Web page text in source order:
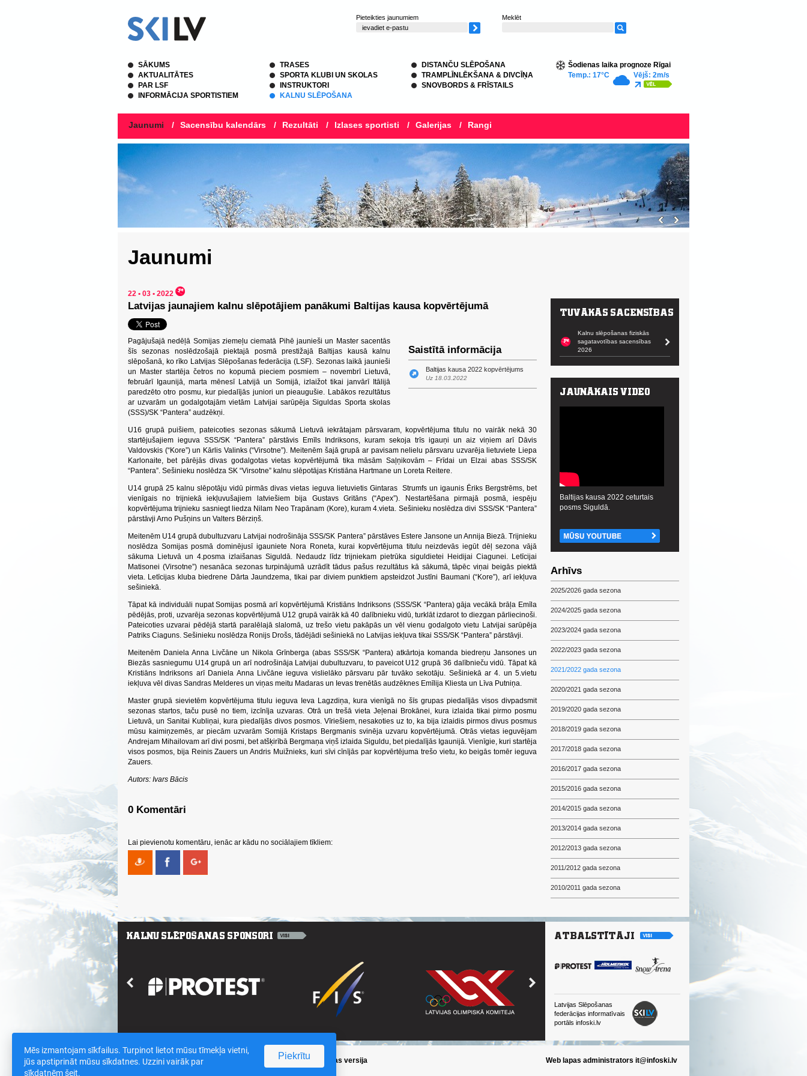
Pieteikties jaunumiem Meklēt
SĀKUMS
AKTUALITĀTES
PAR LSF
INFORMĀCIJA SPORTISTIEM
TRASES
SPORTA KLUBI UN SKOLAS
INSTRUKTORI
KALNU SLĒPOŠANA
DISTANČU SLĒPOŠANA
TRAMPLĪNLĒKŠANA & DIVCĪŅA
SNOVBORDS & FRĪSTAILS
Šodienas laika prognoze Rīgai
Temp.: 17°C
Vējš: 2m/s
Jaunumi / Sacensību kalendārs / Rezultāti / Izlases sportisti / Galerijas / Rangi
Jaunumi
22 • 03 • 2022
Latvijas jaunajiem kalnu slēpotājiem panākumi Baltijas kausa kopvērtējumā
Saistītā informācija
Baltijas kausa 2022 kopvērtējums
Uz 18.03.2022
Pagājušajā nedēļā Somijas ziemeļu ciematā Pihē jaunieši un Master sacentās
šīs sezonas noslēdzošajā piektajā posmā prestižajā Baltijas kausā kalnu
slēpošanā, ko rīko Latvijas Slēpošanas federācija (LSF). Sezonas laikā jaunieši
un Master startēja četros no kopumā pieciem posmiem – novembrī Lietuvā,
februārī Igaunijā, marta mēnesī Latvijā un Somijā, izlaižot tikai janvārī Itālijā
paredzēto otro posmu, kur piedalījās juniori un pieaugušie. Labākos rezultātus
ar uzvarām un godalgotajām vietām Latvijai sarūpēja Siguldas Sporta skolas
(SSS)/SK “Pantera” audzēkņi.
U16 grupā puišiem, pateicoties sezonas sākumā Lietuvā iekrātajam pārsvaram, kopvērtējuma titulu no vairāk nekā 30
startējušajiem ieguva SSS/SK “Pantera” pārstāvis Emīls Indriksons, kuram sekoja trīs igauņi un aiz viņiem arī Dāvis
Valdovskis (“Kore”) un Kārlis Valinks (“Virsotne”). Meitenēm šajā grupā ar pavisam nelielu pārsvaru uzvarēja lietuviete Liepa
Karlonaite, bet pārējās divas godalgotas vietas kopvērtējumā tika māsām Saļņikovām – Frīdai un Elzai abas SSS/SK
“Pantera”. Sešinieku noslēdza SK “Virsotne” kalnu slēpotājas Kristiāna Hartmane un Loreta Reitere.
U14 grupā 25 kalnu slēpotāju vidū pirmās divas vietas ieguva lietuvietis Gintaras Strumfs un igaunis Ēriks Bergstrēms, bet
vienīgais no trijniekā iekļuvušajiem latviešiem bija Gustavs Gritāns (“Apex”). Nestartēšana pirmajā posmā, iespēju
kopvērtējuma trijnieku sasniegt liedza Nilam Neo Trapānam (Kore), kuram 4.vieta. Sešinieku noslēdza divi SSS/SK “Pantera”
pārstāvji Arno Pušņins un Valters Bērziņš.
Meitenēm U14 grupā dubultuzvaru Latvijai nodrošināja SSS/SK Pantera” pārstāves Estere Jansone un Annija Biezā. Trijnieku
noslēdza Somijas posmā dominējusī igauniete Nora Roneta, kurai kopvērtējuma titulu neizdevās iegūt dēļ sezona vājā
sākuma Lietuvā un 4.posma izlaišanas Siguldā. Nedaudz līdz trijniekam pietrūka siguldietei Heidijai Ciagunei. Letīcijai
Matisonei (Virsotne”) nesanāca sezonas turpinājumā uzrādīt tādus pašus rezultātus kā sākumā, tāpēc viņai beigās piektā
vieta. Letīcijas kluba biedrene Dārta Jaundzema, tikai par diviem punktiem apsteidzot Justīni Baumani (“Kore”), arī iekļuva
sešiniekā.
Tāpat kā individuāli nupat Somijas posmā arī kopvērtējumā Kristiāns Indriksons (SSS/SK “Pantera) gāja vecākā brāļa Emīla
pēdējās, proti, uzvarēja sezonas kopvērtējumā U12 grupā vairāk kā 40 dalībnieku vidū, turklāt izdarot to diezgan pārliecinoši.
Pateicoties uzvarai pēdējā startā paralēlajā slalomā, uz trešo vietu pakāpās un vēl vienu godalgoto vietu Latvijai sarūpēja
Patriks Ciaguns. Sešinieku noslēdza Ronijs Drošs, tādējādi sešiniekā no Latvijas iekļuva tikai SSS/SK “Pantera” pārstāvji.
Meitenēm Daniela Anna Livčāne un Nikola Grīnberga (abas SSS/SK “Pantera) atkārtoja komanda biedreņu Jansones un
Biezās sasniegumu U14 grupā un arī nodrošināja Latvijai dubultuzvaru, to paveicot U12 grupā 36 dalībnieču vidū. Tāpat kā
Kristiāns Indriksons arī Daniela Anna Livčāne ieguva vislielāko pārsvaru pār tuvāko sekotāju. Sešiniekā ar 4. un 5.vietu
iekļuva vēl divas Sandras Melderes un viņas meitu Madaras un Ievas trenētās audzēknes Emīlija Kliesta un Līva Putniņa.
Master grupā sievietēm kopvērtējuma titulu ieguva Ieva Lagzdiņa, kura vienīgā no šīs grupas piedalījās visos divpadsmit
sezonas startos, taču pusē no tiem, izcīnīja uzvaras. Otrā un trešā vieta Jeļenai Brokānei, kura izlaida tikai pirmo posmu
Lietuvā, un Sanitai Kubliņai, kura piedalījās divos posmos. Vīriešiem, nesakoties uz to, ka bija izlaidis pirmos divus posmus
mūsu kaimiņzemēs, ar piecām uzvarām Somijā Kristaps Bergmanis svinēja uzvaru kopvērtējumā. Otrās vietas ieguvējam
Andrejam Mihailovam arī divi posmi, bet atšķirībā Bergmaņa viņš izlaida Siguldu, bet piedalījās Igaunijā. Vienīgie, kuri startēja
visos posmos, bija Reinis Zauers un Andris Muižnieks, kuri sīvi cīnījās par kopvērtējuma trešo vietu, ko beigās tomēr ieguva
Zauers.
Autors: Ivars Bācis
0 Komentāri
Lai pievienotu komentāru, ienāc ar kādu no sociālajiem tīkliem:
Kalnu slēpošanas fiziskās
sagatavotības sacensības
2026
Baltijas kausa 2022 ceturtais
posms Siguldā.
Arhīvs
2025/2026 gada sezona
2024/2025 gada sezona
2023/2024 gada sezona
2022/2023 gada sezona
2021/2022 gada sezona
2020/2021 gada sezona
2019/2020 gada sezona
2018/2019 gada sezona
2017/2018 gada sezona
2016/2017 gada sezona
2015/2016 gada sezona
2014/2015 gada sezona
2013/2014 gada sezona
2012/2013 gada sezona
2011/2012 gada sezona
2010/2011 gada sezona
Latvijas Slēpošanas
federācijas informatīvais
portāls infoski.lv
Saites / Sīkdatnes un datu drošības politika / Iepriekšējā lapas versija Web lapas administrators it@infoski.lv
Mēs izmantojam sīkfailus. Turpinot lietot mūsu tīmekļa vietni,
jūs apstiprināt mūsu sīkdatnes. Uzzini vairāk par
sīkdatnēmšeit.
Piekrītu